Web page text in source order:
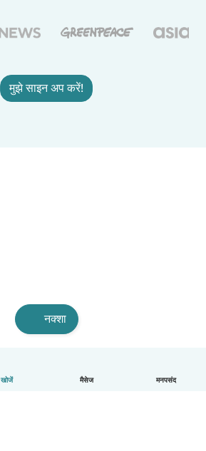
खोजें मैसेज मनपसंद
मुझे साइन अप करें!
नक्शा